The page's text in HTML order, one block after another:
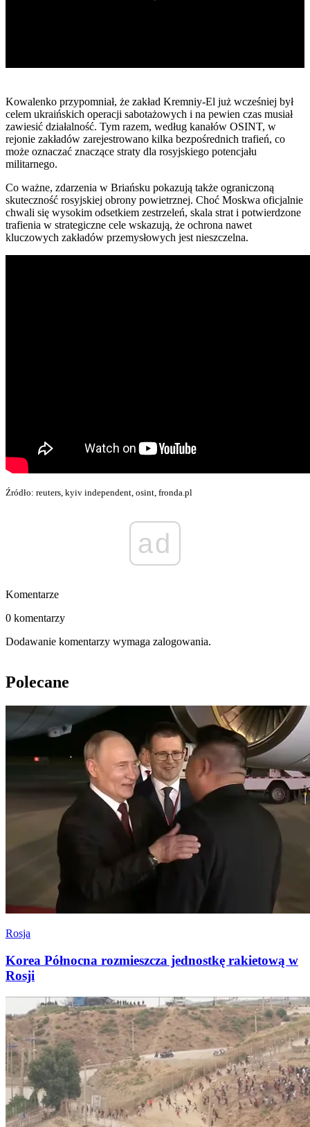
Kowalenko przypomniał, że zakład Kremniy-El już wcześniej był
celem ukraińskich operacji sabotażowych i na pewien czas musiał
zawiesić działalność. Tym razem, według kanałów OSINT, w
rejonie zakładów zarejestrowano kilka bezpośrednich trafień, co
może oznaczać znaczące straty dla rosyjskiego potencjału
militarnego.
Co ważne, zdarzenia w Briańsku pokazują także ograniczoną
skuteczność rosyjskiej obrony powietrznej. Choć Moskwa oficjalnie
chwali się wysokim odsetkiem zestrzeleń, skala strat i potwierdzone
trafienia w strategiczne cele wskazują, że ochrona nawet
kluczowych zakładów przemysłowych jest nieszczelna.
Źródło: reuters, kyiv independent, osint, fronda.pl
ad
Komentarze
0 komentarzy
Dodawanie komentarzy wymaga zalogowania.
Polecane
Rosja
Korea Północna rozmieszcza jednostkę rakietową w
Rosji